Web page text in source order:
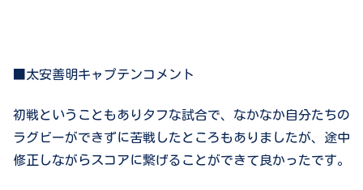
■太安善明キャプテンコメント
初戦ということもありタフな試合で、なかなか自分たちの
ラグビーができずに苦戦したところもありましたが、途中
修正しながらスコアに繋げることができて良かったです。